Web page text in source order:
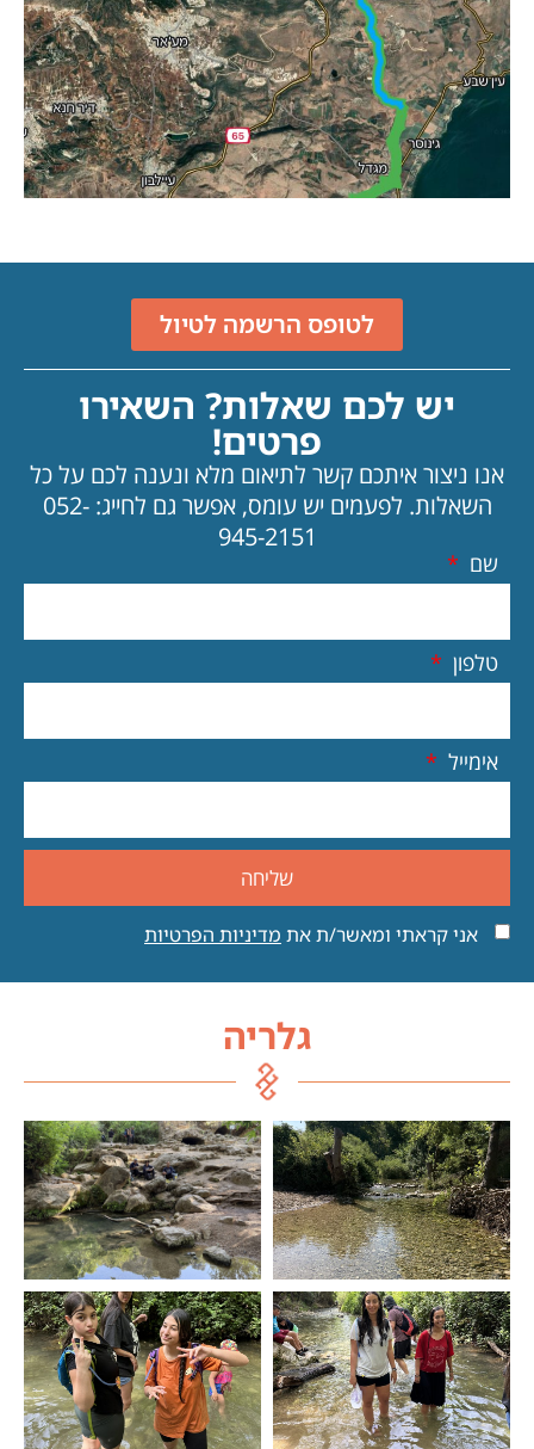
לטופס הרשמה לטיול
יש לכם שאלות? השאירו
פרטים!
אנו ניצור איתכם קשר לתיאום מלא ונענה לכם על כל
השאלות.
לפעמים יש עומס, אפשר גם לחייג: 052-
945-2151
שם
טלפון
אימייל
אני קראתי ומאשר/ת את מדיניות הפרטיות
שליחה
גלריה